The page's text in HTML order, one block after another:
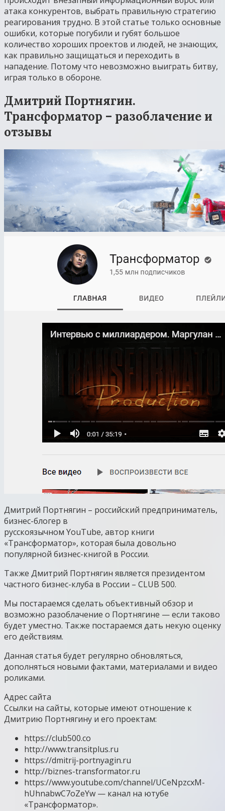
атака конкурентов, выбрать правильную стратегию
реагирования трудно. В этой статье только основные
ошибки, которые погубили и губят большое
количество хороших проектов и людей, не знающих,
как правильно защищаться и переходить в
нападение. Потому что невозможно выиграть битву,
играя только в обороне.
Дмитрий Портнягин.
Трансформатор – разоблачение и
отзывы
Дмитрий Портнягин – российский предприниматель,
бизнес-блогер в
русскоязычном YouTube, автор книги
«Трансформатор», которая была довольно
популярной бизнес-книгой в России.
Также Дмитрий Портнягин является президентом
частного бизнес-клуба в России – CLUB 500.
Мы постараемся сделать объективный обзор и
возможно разоблачение о Портнягине — если таково
будет уместно. Также постараемся дать некую оценку
его действиям.
Данная статья будет регулярно обновляться,
дополняться новыми фактами, материалами и видео
роликами.
Адрес сайта
Ссылки на сайты, которые имеют отношение к
Дмитрию Портнягину и его проектам:
https://club500.co
http://www.transitplus.ru
https://dmitrij-portnyagin.ru
http://biznes-transformator.ru
https://www.youtube.com/channel/UCeNpzcxM-
hUhnabwC7oZeYw — канал на ютубе
«Трансформатор».